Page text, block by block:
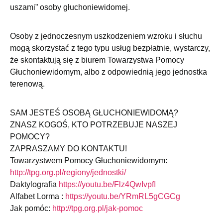
uszami” osoby głuchoniewidomej.
Osoby z jednoczesnym uszkodzeniem wzroku i słuchu
mogą skorzystać z tego typu usług bezpłatnie, wystarczy,
że skontaktują się z biurem Towarzystwa Pomocy
Głuchoniewidomym, albo z odpowiednią jego jednostka
terenową.
SAM JESTEŚ OSOBĄ GŁUCHONIEWIDOMĄ?
ZNASZ KOGOŚ, KTO POTRZEBUJE NASZEJ
POMOCY?
ZAPRASZAMY DO KONTAKTU!
Towarzystwem Pomocy Głuchoniewidomym:
http://tpg.org.pl/regiony/jednostki/
Daktylografia https://youtu.be/Flz4QwIvpfI
Alfabet Lorma : https://youtu.be/YRmRL5gCGCg
Jak pomóc: http://tpg.org.pl/jak-pomoc